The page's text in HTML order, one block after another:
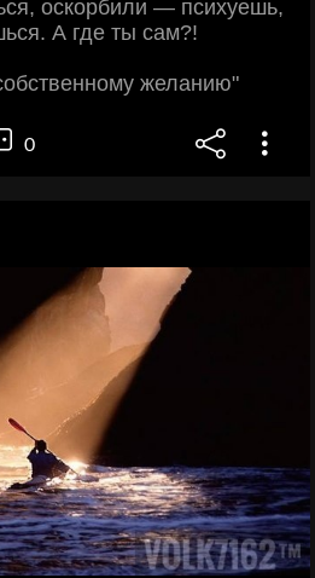
оскорбили — психуешь,
А где ты сам?!
желанию"
0